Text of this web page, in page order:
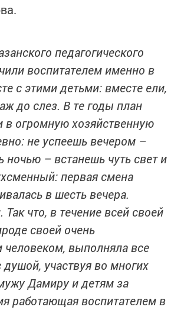
педагогического
воспитателем именно в
с этими детьми: вместе ели,
до слез. В те годы план
в огромную хозяйственную
не успеешь вечером –
– встанешь чуть свет и
первая смена
в шесть вечера.
что, в течение всей своей
своей очень
выполняла все
участвуя во многих
Дамиру и детям за
работающая воспитателем в